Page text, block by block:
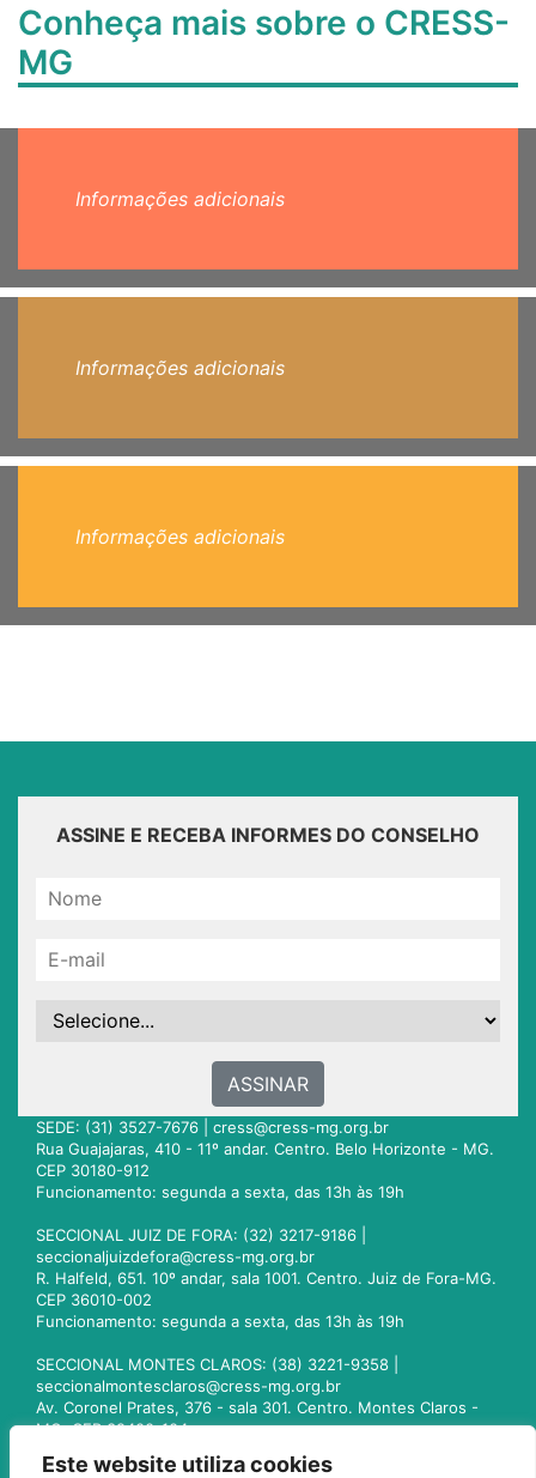
Este website utiliza cookies
Conheça mais sobre o CRESS-
MG
Informações adicionais
Informações adicionais
Informações adicionais
ASSINE E RECEBA INFORMES DO CONSELHO
ASSINAR
SEDE: (31) 3527-7676 | cress@cress-mg.org.br
Rua Guajajaras, 410 - 11º andar. Centro. Belo Horizonte - MG.
CEP 30180-912
Funcionamento: segunda a sexta, das 13h às 19h
SECCIONAL JUIZ DE FORA: (32) 3217-9186 |
seccionaljuizdefora@cress-mg.org.br
R. Halfeld, 651. 10º andar, sala 1001. Centro. Juiz de Fora-MG.
CEP 36010-002
Funcionamento: segunda a sexta, das 13h às 19h
SECCIONAL MONTES CLAROS: (38) 3221-9358 |
seccionalmontesclaros@cress-mg.org.br
Av. Coronel Prates, 376 - sala 301. Centro. Montes Claros -
MG. CEP 39400-104